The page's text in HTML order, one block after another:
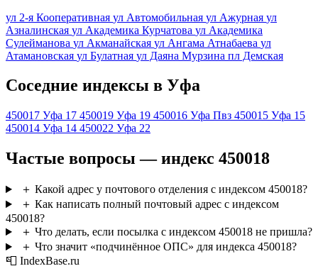
ул 2-я Кооперативная ул Автомобильная ул Ажурная ул
Азналинская ул Академика Курчатова ул Академика
Сулейманова ул Акманайская ул Ангама Атнабаева ул
Атамановская ул Булатная ул Даяна Мурзина пл Демская
Соседние индексы в Уфа
450017 Уфа 17 450019 Уфа 19 450016 Уфа Пвз 450015 Уфа 15
450014 Уфа 14 450022 Уфа 22
Частые вопросы — индекс 450018
＋ Какой адрес у почтового отделения с индексом 450018?
＋ Как написать полный почтовый адрес с индексом
450018?
＋ Что делать, если посылка с индексом 450018 не пришла?
＋ Что значит «подчинённое ОПС» для индекса 450018?
📮 IndexBase.ru